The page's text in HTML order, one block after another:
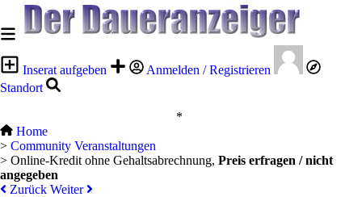
Inserat aufgeben
Anmelden / Registrieren
Standort
*
Home
> Community Veranstaltungen
> Online-Kredit ohne Gehaltsabrechnung, Preis erfragen / nicht
angegeben
Zurück Weiter